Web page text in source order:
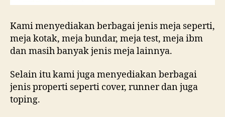
Kami menyediakan berbagai jenis meja seperti,
meja kotak, meja bundar, meja test, meja ibm
dan masih banyak jenis meja lainnya.
Selain itu kami juga menyediakan berbagai
jenis properti seperti cover, runner dan juga
toping.